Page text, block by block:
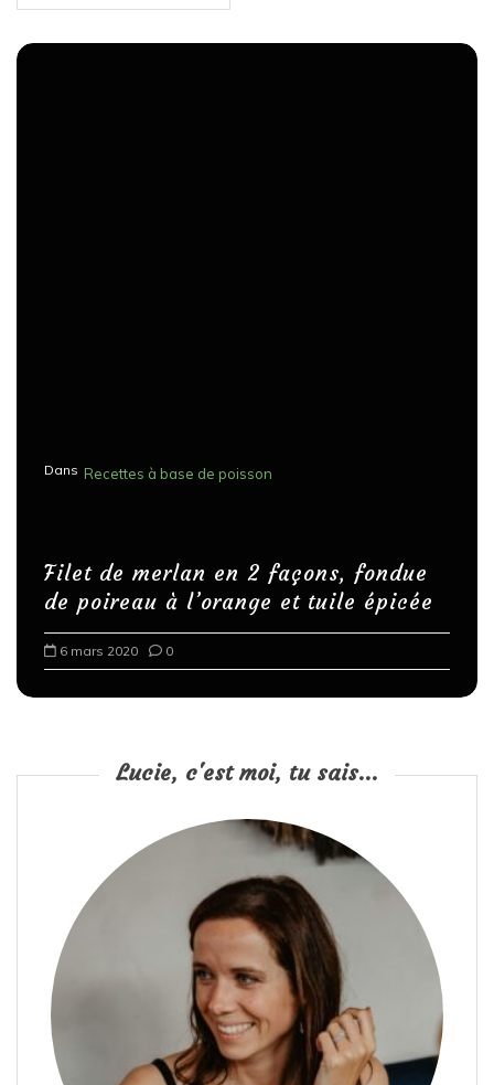
Dans Recettes à base de poisson
Filet de merlan en 2 façons, fondue
de poireau à l’orange et tuile épicée
6 mars 2020 0
Lucie, c'est moi, tu sais...